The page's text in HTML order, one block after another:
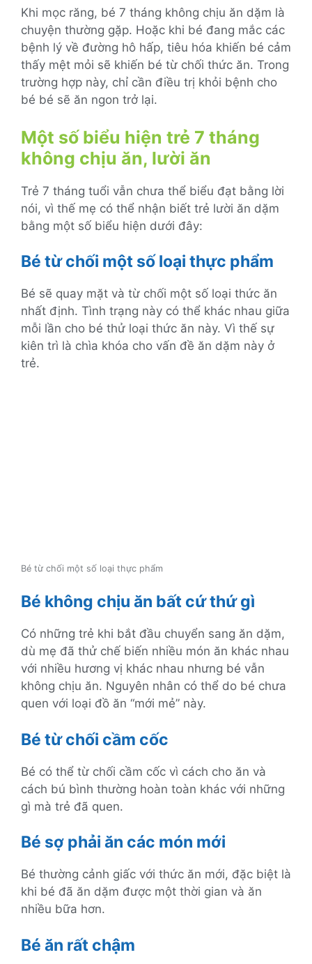
Khi mọc răng, bé 7 tháng không chịu ăn dặm là
chuyện thường gặp. Hoặc khi bé đang mắc các
bệnh lý về đường hô hấp, tiêu hóa khiến bé cảm
thấy mệt mỏi sẽ khiến bé từ chối thức ăn. Trong
trường hợp này, chỉ cần điều trị khỏi bệnh cho
bé bé sẽ ăn ngon trở lại.
Một số biểu hiện trẻ 7 tháng
không chịu ăn, lười ăn
Trẻ 7 tháng tuổi vẫn chưa thể biểu đạt bằng lời
nói, vì thế mẹ có thể nhận biết trẻ lười ăn dặm
bằng một số biểu hiện dưới đây:
Bé từ chối một số loại thực phẩm
Bé sẽ quay mặt và từ chối một số loại thức ăn
nhất định. Tình trạng này có thể khác nhau giữa
mỗi lần cho bé thử loại thức ăn này. Vì thế sự
kiên trì là chìa khóa cho vấn đề ăn dặm này ở
trẻ.
Bé từ chối một số loại thực phẩm
Bé không chịu ăn bất cứ thứ gì
Có những trẻ khi bắt đầu chuyển sang ăn dặm,
dù mẹ đã thử chế biến nhiều món ăn khác nhau
với nhiều hương vị khác nhau nhưng bé vẫn
không chịu ăn. Nguyên nhân có thể do bé chưa
quen với loại đồ ăn “mới mẻ” này.
Bé từ chối cầm cốc
Bé có thể từ chối cầm cốc vì cách cho ăn và
cách bú bình thường hoàn toàn khác với những
gì mà trẻ đã quen.
Bé sợ phải ăn các món mới
Bé thường cảnh giấc với thức ăn mới, đặc biệt là
khi bé đã ăn dặm được một thời gian và ăn
nhiều bữa hơn.
Bé ăn rất chậm